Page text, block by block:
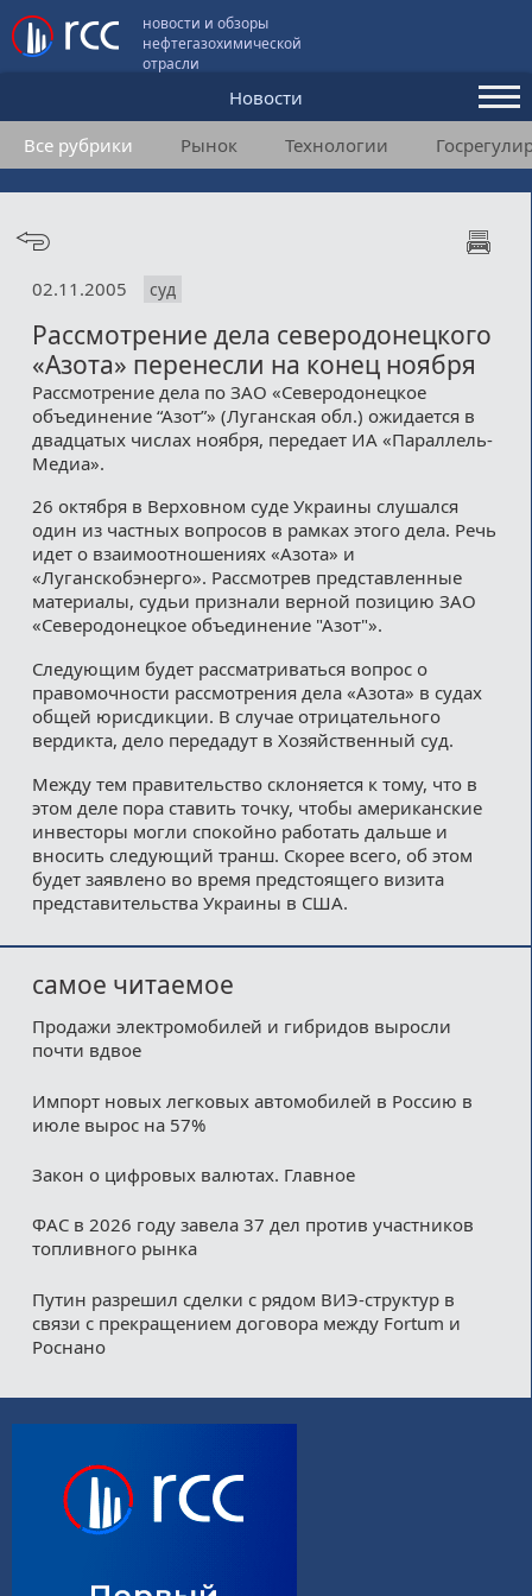
новости и обзоры
нефтегазохимической
отрасли
Новости
Аналитика и мнения
Конференции
Пользовательское соглашение
Медиакит
Все рубрики Рынок Технологии
02.11.2005 суд
Рассмотрение дела северодонецкого
«Азота» перенесли на конец ноября
Рассмотрение дела по ЗАО «Северодонецкое
объединение “Азот”» (Луганская обл.) ожидается в
двадцатых числах ноября, передает ИА «Параллель-
Медиа».
26 октября в Верховном суде Украины слушался
один из частных вопросов в рамках этого дела. Речь
идет о взаимоотношениях «Азота» и
«Луганскобэнерго». Рассмотрев представленные
материалы, судьи признали верной позицию ЗАО
«Северодонецкое объединение "Азот"».
Следующим будет рассматриваться вопрос о
правомочности рассмотрения дела «Азота» в судах
общей юрисдикции. В случае отрицательного
вердикта, дело передадут в Хозяйственный суд.
Между тем правительство склоняется к тому, что в
этом деле пора ставить точку, чтобы американские
инвесторы могли спокойно работать дальше и
вносить следующий транш. Скорее всего, об этом
будет заявлено во время предстоящего визита
представительства Украины в США.
самое читаемое
Продажи электромобилей и гибридов выросли
почти вдвое
Импорт новых легковых автомобилей в Россию в
июле вырос на 57%
Закон о цифровых валютах. Главное
ФАС в 2026 году завела 37 дел против участников
топливного рынка
Путин разрешил сделки с рядом ВИЭ-структур в
связи с прекращением договора между Fortum и
Роснано